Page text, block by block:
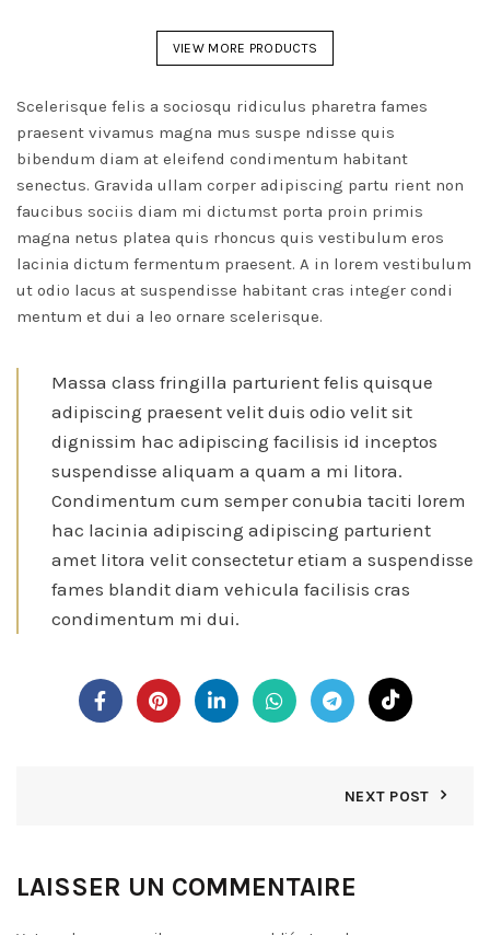
options
choisies
sur
la
page
du
VIEW MORE PRODUCTS
Scelerisque felis a sociosqu ridiculus pharetra fames
praesent vivamus magna mus suspe ndisse quis
bibendum diam at eleifend condimentum habitant
senectus. Gravida ullam corper adipiscing partu rient non
faucibus sociis diam mi dictumst porta proin primis
magna netus platea quis rhoncus quis vestibulum eros
lacinia dictum fermentum praesent. A in lorem vestibulum
ut odio lacus at suspendisse habitant cras integer condi
mentum et dui a leo ornare scelerisque.
Massa class fringilla parturient felis quisque
adipiscing praesent velit duis odio velit sit
dignissim hac adipiscing facilisis id inceptos
suspendisse aliquam a quam a mi litora.
Condimentum cum semper conubia taciti lorem
hac lacinia adipiscing adipiscing parturient
amet litora velit consectetur etiam a suspendisse
fames blandit diam vehicula facilisis cras
condimentum mi dui.
NEXT POST
LAISSER UN COMMENTAIRE